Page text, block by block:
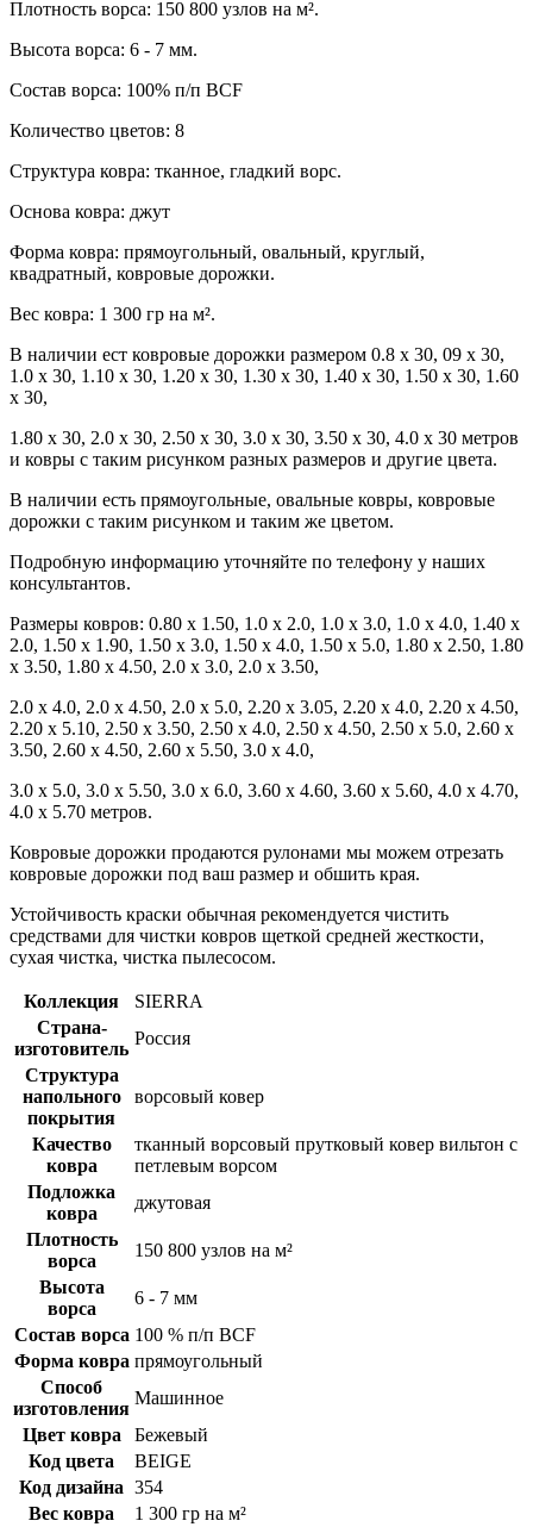
2.50*3.50 7 700.00 руб. В корзину
2.60*3.50 8 008.00 руб.
2.60*5.50 12 584.00 руб.
3.00*5.50 14 520.00 руб.
В корзину
3.00*5.00 13 200.00 руб.
3.60*5.60 17 740.80 руб. В корзину
3.60*4.60 14 572.80 руб. В корзину
4.00*5.70 20 064.00 руб.
Плотность ворса: 150 800 узлов на м².
Высота ворса: 6 - 7 мм.
Состав ворса: 100% п/п BCF
Количество цветов: 8
Структура ковра: тканное, гладкий ворс.
Основа ковра: джут
Форма ковра: прямоугольный, овальный, круглый,
квадратный, ковровые дорожки.
Вес ковра: 1 300 гр на м².
В наличии ест ковровые дорожки размером 0.8 x 30, 09 x 30,
1.0 x 30, 1.10 x 30, 1.20 x 30, 1.30 x 30, 1.40 x 30, 1.50 x 30, 1.60
x 30,
1.80 x 30, 2.0 x 30, 2.50 x 30, 3.0 x 30, 3.50 x 30, 4.0 x 30 метров
и ковры с таким рисунком разных размеров и другие цвета.
В наличии есть прямоугольные, овальные ковры, ковровые
дорожки с таким рисунком и таким же цветом.
Подробную информацию уточняйте по телефону у наших
консультантов.
Размеры ковров: 0.80 x 1.50, 1.0 x 2.0, 1.0 x 3.0, 1.0 x 4.0, 1.40 x
2.0, 1.50 x 1.90, 1.50 x 3.0, 1.50 x 4.0, 1.50 x 5.0, 1.80 x 2.50, 1.80
x 3.50, 1.80 x 4.50, 2.0 x 3.0, 2.0 x 3.50,
2.0 x 4.0, 2.0 x 4.50, 2.0 x 5.0, 2.20 x 3.05, 2.20 x 4.0, 2.20 x 4.50,
2.20 x 5.10, 2.50 x 3.50, 2.50 x 4.0, 2.50 x 4.50, 2.50 x 5.0, 2.60 x
3.50, 2.60 x 4.50, 2.60 x 5.50, 3.0 x 4.0,
3.0 x 5.0, 3.0 x 5.50, 3.0 x 6.0, 3.60 x 4.60, 3.60 x 5.60, 4.0 x 4.70,
4.0 x 5.70 метров.
Ковровые дорожки продаются рулонами мы можем отрезать
ковровые дорожки под ваш размер и обшить края.
Устойчивость краски обычная рекомендуется чистить
средствами для чистки ковров щеткой средней жесткости,
сухая чистка, чистка пылесосом.
Коллекция
SIERRA
Страна-
изготовитель
Россия
Структура
напольного
покрытия
ворсовый ковер
Качество
ковра
тканный ворсовый прутковый ковер вильтон с
петлевым ворсом
Подложка
ковра
джутовая
Плотность
ворса
150 800 узлов на м²
Высота
ворса
6 - 7 мм
Состав ворса 100 % п/п BCF
Форма ковра прямоугольный
Способ
изготовления
Машинное
Цвет ковра
Бежевый
Код цвета
BEIGE
Код дизайна 354
Вес ковра
1 300 гр на м²